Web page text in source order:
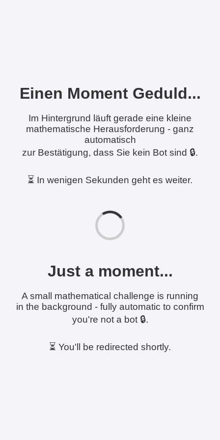
Einen Moment Geduld...
Im Hintergrund läuft gerade eine kleine
mathematische Herausforderung - ganz
automatisch
zur Bestätigung, dass Sie kein Bot sind 🔒.
⏳ In wenigen Sekunden geht es weiter.
Just a moment...
A small mathematical challenge is running
in the background - fully automatic to confirm
you're not a bot 🔒.
⏳ You'll be redirected shortly.